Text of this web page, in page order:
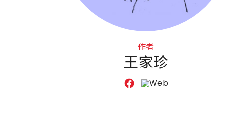
作者
王家珍